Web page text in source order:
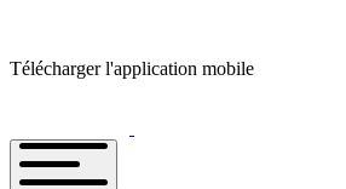
Télécharger l'application mobile